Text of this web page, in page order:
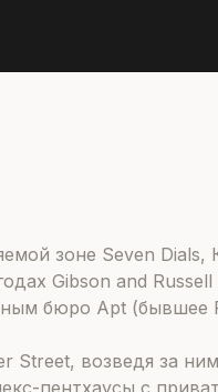
зоне Seven Dials,
Gibson and
бюро Apt (бывшее
Street, возведя за
пентхаусы с